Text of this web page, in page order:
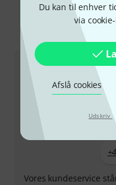
Du kan til enhver
via
Afslå cookies
Udskriv
Sådan
Vores kundeservice